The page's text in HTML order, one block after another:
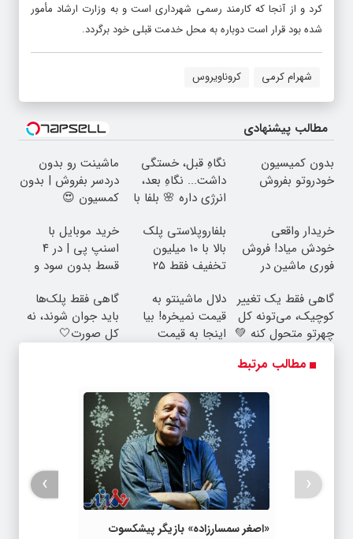
کرد و از آنجا که کارمند رسمی شهرداری است و به وزارت ارشاد مأمور
شده بود قرار است دوباره به محل خدمت قبلی خود برگردد.
شهرام کرمی کروناویروس
مطالب پیشنهادی
بدون کمیسیون
خودروتو بفروش
نگاهِ قبل، خستگی
داشت... نگاهِ بعد،
انرژی داره 🌸 بلفا با
ماشینت رو بدون
دردسر بفروش | بدون
کمسیون 😍
خریدار واقعی
خودش میاد! فروش
فوری ماشین در
بلفاروپلاستی پلک
بالا با ۱۰ میلیون
تخفیف فقط ۲۵
خرید موبایل با
اسنپ پی | در ۴
قسط بدون سود و
گاهی فقط یک تغییر
کوچیک، می‌تونه کل
چهرتو متحول کنه 💚
دلال ماشینتو به
قیمت نمیخره! بیا
اینجا به قیمت
گاهی فقط پلک‌ها
باید جوان شوند، نه
کل صورت🤍
مطالب مرتبط
«اصغر سمسارزاده» بازیگر پیشکسوت
‹
›